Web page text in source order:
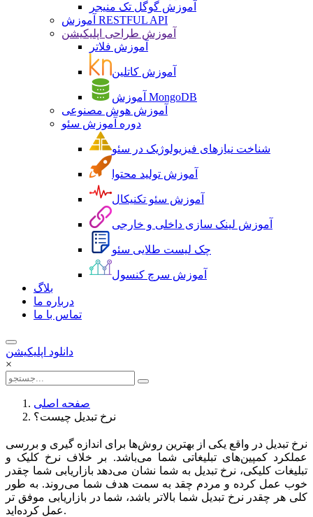
آموزش گوگل تک منیجر
آموزش RESTFUL API
آموزش طراحی اپلیکیشن
آموزش فلاتر
آموزش کاتلین
آموزش MongoDB
آموزش هوش مصنوعی
دوره آموزش سئو
شناخت نیازهای فیزیولوژیک در سئو
آموزش تولید محتوا
آموزش سئو تکنیکال
آموزش لینک سازی داخلی و خارجی
چک لیست طلایی سئو
آموزش سرچ کنسول
بلاگ
درباره ما
تماس با ما
دانلود اپلیکیشن
×
صفحه اصلی
نرخ تبدیل چیست؟
نرخ تبدیل در واقع یکی از بهترین روش‌ها برای اندازه گیری و بررسی
عملکرد کمپین‌های تبلیغاتی شما می‌باشد. بر خلاف نرخ کلیک و
تبلیغات کلیکی، نرخ تبدیل به شما نشان می‌دهد بازاریابی شما چقدر
خوب عمل کرده و مردم چقد به سمت هدف شما می‌روند. به طور
کلی هر چقدر نرخ تبدیل شما بالاتر باشد، شما در بازاریابی موفق تر
عمل کرده‌اید.